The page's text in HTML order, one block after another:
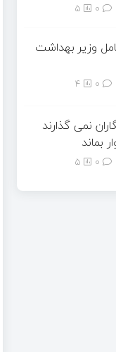
5
وزیر بهداشت
4
نمی گذارند
بماند
5